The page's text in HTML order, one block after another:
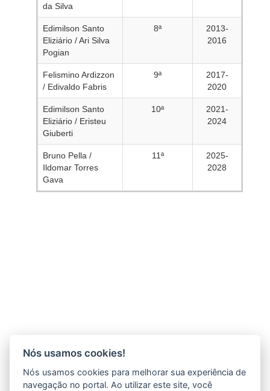
da Silva
Edimilson Santo
Eliziário / Ari Silva
Pogian
8ª
2013-
2016
Felismino Ardizzon
/ Edivaldo Fabris
9ª
2017-
2020
Edimilson Santo
Eliziário / Eristeu
Giuberti
10ª
2021-
2024
Bruno Pella /
Ildomar Torres
Gava
11ª
2025-
2028
Nós usamos cookies!
Nós usamos cookies para melhorar sua experiência de
navegação no portal. Ao utilizar este site, você